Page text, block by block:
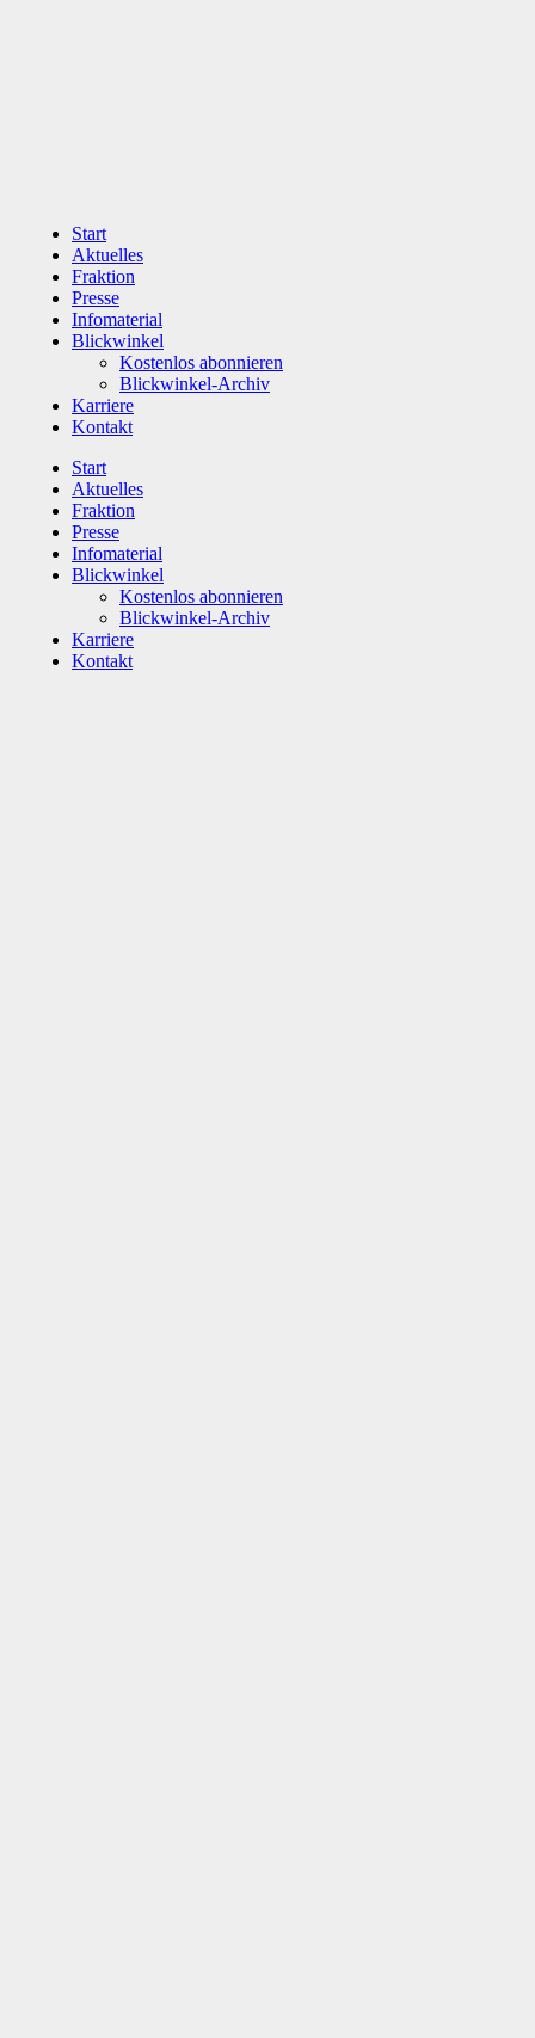
Start
Aktuelles
Fraktion
Presse
Infomaterial
Blickwinkel
Kostenlos abonnieren
Blickwinkel-Archiv
Karriere
Kontakt
Start
Aktuelles
Fraktion
Presse
Infomaterial
Blickwinkel
Kostenlos abonnieren
Blickwinkel-Archiv
Karriere
Kontakt